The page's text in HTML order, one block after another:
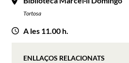
Tortosa
A les 11.00 h.
ENLLAÇOS RELACIONATS